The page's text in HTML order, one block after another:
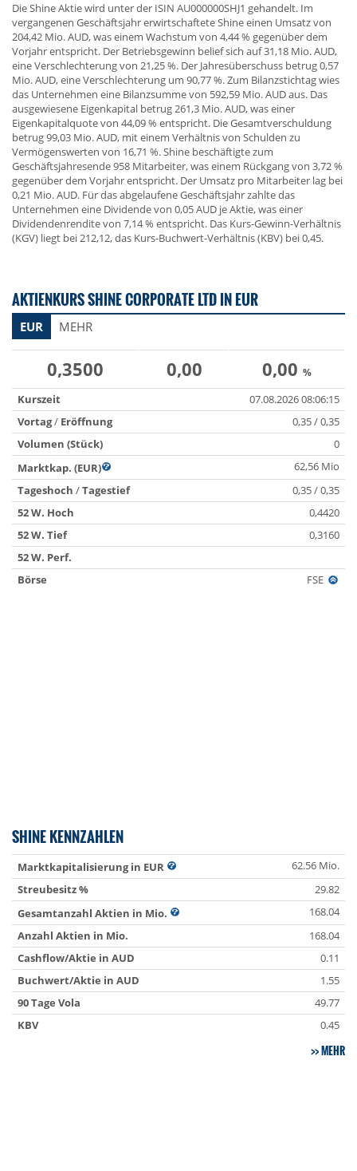
Die Shine Aktie wird unter der ISIN AU000000SHJ1 gehandelt. Im
vergangenen Geschäftsjahr erwirtschaftete Shine einen Umsatz von
204,42 Mio. AUD, was einem Wachstum von 4,44 % gegenüber dem
Vorjahr entspricht. Der Betriebsgewinn belief sich auf 31,18 Mio. AUD,
eine Verschlechterung von 21,25 %. Der Jahresüberschuss betrug 0,57
Mio. AUD, eine Verschlechterung um 90,77 %. Zum Bilanzstichtag wies
das Unternehmen eine Bilanzsumme von 592,59 Mio. AUD aus. Das
ausgewiesene Eigenkapital betrug 261,3 Mio. AUD, was einer
Eigenkapitalquote von 44,09 % entspricht. Die Gesamtverschuldung
betrug 99,03 Mio. AUD, mit einem Verhältnis von Schulden zu
Vermögenswerten von 16,71 %. Shine beschäftigte zum
Geschäftsjahresende 958 Mitarbeiter, was einem Rückgang von 3,72 %
gegenüber dem Vorjahr entspricht. Der Umsatz pro Mitarbeiter lag bei
0,21 Mio. AUD. Für das abgelaufene Geschäftsjahr zahlte das
Unternehmen eine Dividende von 0,05 AUD je Aktie, was einer
Dividendenrendite von 7,14 % entspricht. Das Kurs-Gewinn-Verhältnis
(KGV) liegt bei 212,12, das Kurs-Buchwert-Verhältnis (KBV) bei 0,45.
AKTIENKURS SHINE CORPORATE LTD IN EUR
EUR MEHR
0,3500 0,00 0,00 %
Kurszeit
07.08.2026 08:06:15
Vortag/ Eröffnung
0,35 / 0,35
Volumen (Stück)
0
Marktkap. (EUR)
62,56 Mio
Tageshoch /Tagestief
0,35 / 0,35
52 W. Hoch
0,4420
52 W. Tief
0,3160
52 W. Perf.
Börse
FSE
SHINE KENNZAHLEN
Marktkapitalisierung in EUR
62.56 Mio.
Streubesitz %
29.82
Gesamtanzahl Aktien in Mio.
168.04
Anzahl Aktien in Mio.
168.04
Cashflow/Aktie in AUD
0.11
Buchwert/Aktie in AUD
1.55
90 Tage Vola
49.77
KBV
0.45
MEHR